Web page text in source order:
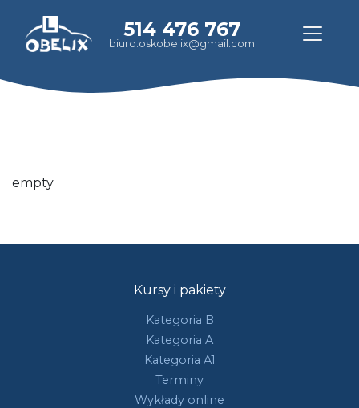
514 476 767
biuro.oskobelix@gmail.com
empty
Kursy i pakiety
Kategoria B
Kategoria A
Kategoria A1
Terminy
Wykłady online